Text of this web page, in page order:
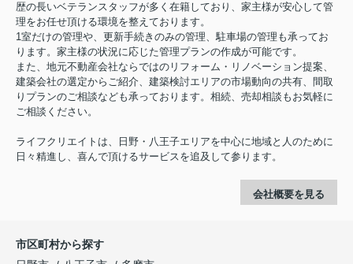
歴の長いベテランスタッフが多く在籍しており、家主様が安心して管
理をお任せ頂ける環境を整えております。
1室だけの管理や、更新手続きのみの管理、駐車場の管理も承ってお
ります。家主様の状況に応じた管理プランの作成が可能です。
また、地元不動産会社ならではのリフォーム・リノベーション提案、
建築会社の選定からご紹介、建築検討エリアの市場動向の共有、間取
りプランのご相談なども承っております。相続、売却相談もお気軽に
ご相談ください。
ライフクリエイトは、日野・八王子エリアを中心に地域と人のために
日々精進し、喜んで頂けるサービスを追及して参ります。
会社概要を見る
市区町村から探す